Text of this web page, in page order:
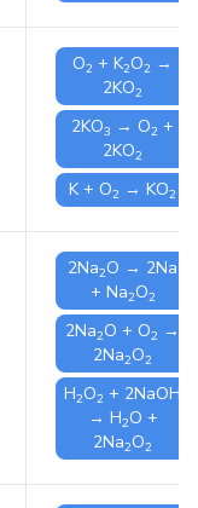
O2 + K2O2 →
2KO2
2KO3 → O2 +
2KO2
K+ O2 → KO2
2Na2O → 2Na
+ Na2O2
2Na2O + O2 →
2Na2O2
H2O2 + 2NaOH
→ H2O +
2Na2O2